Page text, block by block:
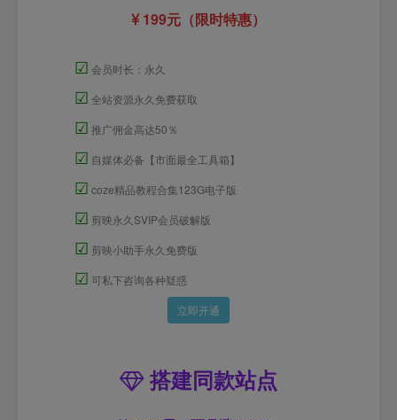
199元（限时特惠）
☑ 会员时长：永久
☑ 全站资源永久免费获取
☑ 推广佣金高达50％
☑ 自媒体必备【市面最全工具箱】
☑ coze精品教程合集123G电子版
☑ 剪映永久SVIP会员破解版
☑ 剪映小助手永久免费版
☑ 可私下咨询各种疑惑
立即开通
搭建同款站点